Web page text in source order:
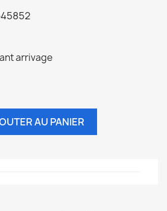
arrivage
AU PANIER